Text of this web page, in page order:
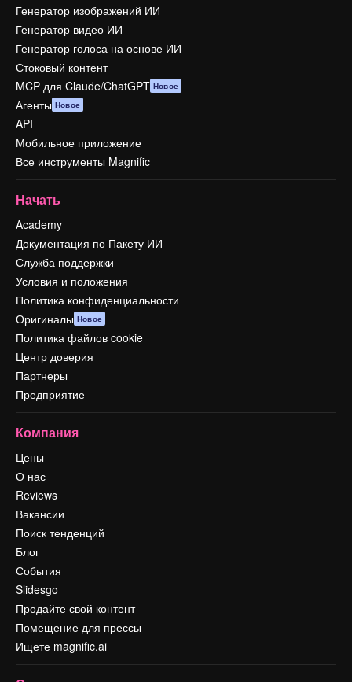
Генератор изображений ИИ
Генератор видео ИИ
Генератор голоса на основе ИИ
Стоковый контент
MCP для Claude/ChatGPT Новое
Агенты Новое
API
Мобильное приложение
Все инструменты Magnific
Начать
Academy
Документация по Пакету ИИ
Служба поддержки
Условия и положения
Политика конфиденциальности
Оригиналы Новое
Политика файлов cookie
Центр доверия
Партнеры
Предприятие
Компания
Цены
О нас
Reviews
Вакансии
Поиск тенденций
Блог
События
Slidesgo
Продайте свой контент
Помещение для прессы
Ищете magnific.ai